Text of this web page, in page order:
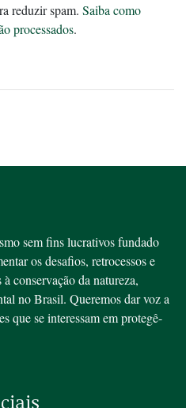
reduzir spam. Saiba como
processados.
sem fins lucrativos fundado
os desafios, retrocessos e
conservação da natureza,
no Brasil. Queremos dar voz a
que se interessam em protegê-